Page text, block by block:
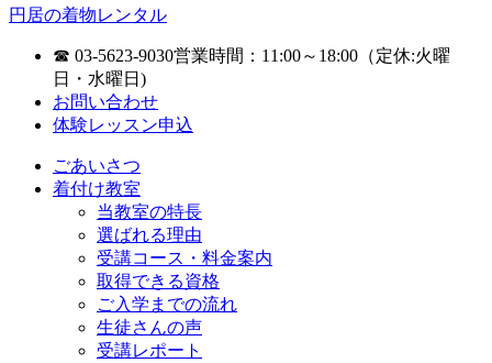
円居の着物レンタル
☎ 03-5623-9030営業時間：11:00～18:00（定休:火曜
日・水曜日)
お問い合わせ
体験レッスン申込
ごあいさつ
着付け教室
当教室の特長
選ばれる理由
受講コース・料金案内
取得できる資格
ご入学までの流れ
生徒さんの声
受講レポート